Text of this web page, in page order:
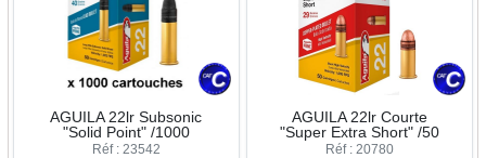
AGUILA 22lr Subsonic
"Solid Point" /1000
Réf : 23542
AGUILA 22lr Courte
"Super Extra Short" /50
Réf : 20780